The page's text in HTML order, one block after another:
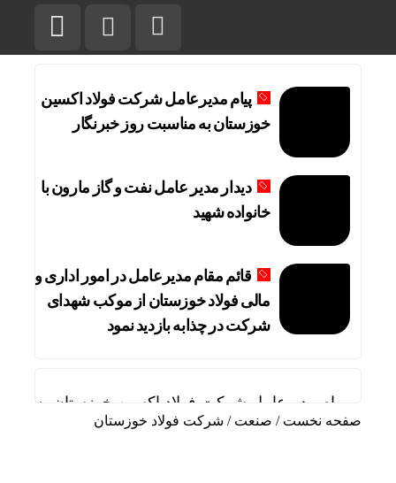
پیام مدیرعامل شرکت فولاد اکسین
خوزستان به مناسبت روز خبرنگار
دیدار مدیر عامل نفت و گاز مارون با
خانواده شهید
قائم مقام مدیرعامل در امور اداری و
مالی فولاد خوزستان از موکب شهدای
شرکت در چذابه بازدید نمود
پیام مدیرعامل شرکت فولاد اکسین خوزستان به
صفحه نخست / صنعت / شرکت فولاد خوزستان